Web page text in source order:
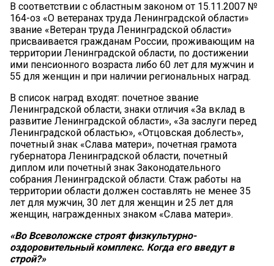
В соответствии с областным законом от 15.11.2007 №
164-оз «О ветеранах труда Ленинградской области»
звание «Ветеран труда Ленинградской области»
присваивается гражданам России, проживающим на
территории Ленинградской области, по достижении
ими пенсионного возраста либо 60 лет для мужчин и
55 для женщин и при наличии региональных наград.
В список наград входят: почетное звание
Ленинградской области, знаки отличия «За вклад в
развитие Ленинградской области», «За заслуги перед
Ленинградской областью», «Отцовская доблесть»,
почетный знак «Слава матери», почетная грамота
губернатора Ленинградской области, почетный
диплом или почетный знак Законодательного
собрания Ленинградской области. Стаж работы на
территории области должен составлять не менее 35
лет для мужчин, 30 лет для женщин и 25 лет для
женщин, награжденных знаком «Слава матери».
«Во Всеволожске строят физкультурно-
оздоровительный комплекс. Когда его введут в
строй?»